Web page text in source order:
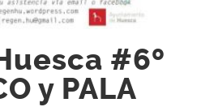
#6º
y PALA